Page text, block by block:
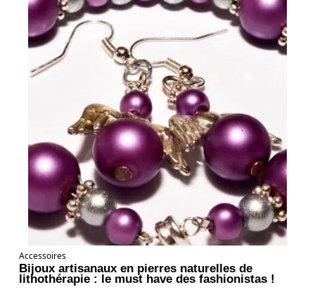
Accessoires
Bijoux artisanaux en pierres naturelles de
lithothérapie : le must have des fashionistas !